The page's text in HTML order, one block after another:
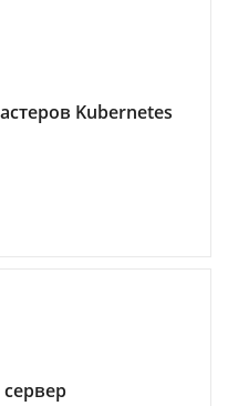
Kubernetes